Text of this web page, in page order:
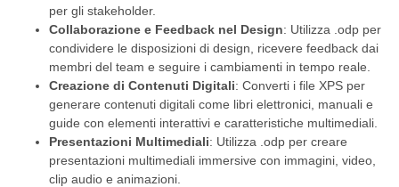
per gli stakeholder.
Collaborazione e Feedback nel Design: Utilizza .odp per
condividere le disposizioni di design, ricevere feedback dai
membri del team e seguire i cambiamenti in tempo reale.
Creazione di Contenuti Digitali: Converti i file XPS per
generare contenuti digitali come libri elettronici, manuali e
guide con elementi interattivi e caratteristiche multimediali.
Presentazioni Multimediali: Utilizza .odp per creare
presentazioni multimediali immersive con immagini, video,
clip audio e animazioni.